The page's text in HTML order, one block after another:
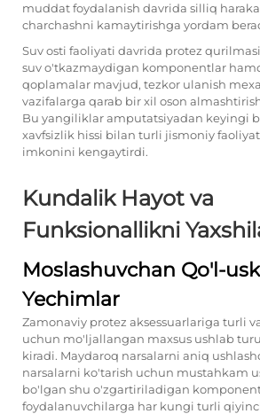
muddat foydalanish davrida silliq
charchashni kamaytirishga yordam
Suv osti faoliyati davrida protez
suv o'tkazmaydigan komponentlar
qoplamalar mavjud, tezkor ulanish
vazifalarga qarab bir xil oson
Bu yangiliklar amputatsiyadan keyingi
xavfsizlik hissi bilan turli jismoniy
imkonini kengaytirdi.
Kundalik Hayot va
Funksionallikni
Moslashuvchan Qo'l-
Yechimlar
Zamonaviy protez aksessuarlariga turli
uchun mo'ljallangan maxsus ushlab
kiradi. Maydaroq narsalarni aniq
narsalarni ko'tarish uchun mustahkam
bo'lgan shu o'zgartiriladigan
foydalanuvchilarga har kungi turli